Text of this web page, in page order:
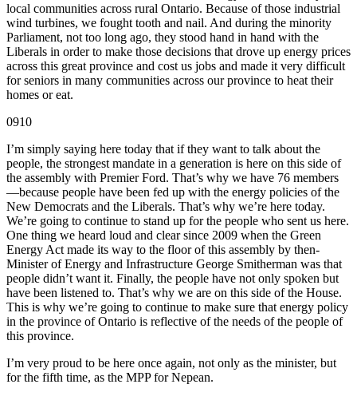
local communities across rural Ontario. Because of those industrial
wind turbines, we fought tooth and nail. And during the minority
Parliament, not too long ago, they stood hand in hand with the
Liberals in order to make those decisions that drove up energy prices
across this great province and cost us jobs and made it very difficult
for seniors in many communities across our province to heat their
homes or eat.
0910
I’m simply saying here today that if they want to talk about the
people, the strongest mandate in a generation is here on this side of
the assembly with Premier Ford. That’s why we have 76 members
—because people have been fed up with the energy policies of the
New Democrats and the Liberals. That’s why we’re here today.
We’re going to continue to stand up for the people who sent us here.
One thing we heard loud and clear since 2009 when the Green
Energy Act made its way to the floor of this assembly by then-
Minister of Energy and Infrastructure George Smitherman was that
people didn’t want it. Finally, the people have not only spoken but
have been listened to. That’s why we are on this side of the House.
This is why we’re going to continue to make sure that energy policy
in the province of Ontario is reflective of the needs of the people of
this province.
I’m very proud to be here once again, not only as the minister, but
for the fifth time, as the MPP for Nepean.